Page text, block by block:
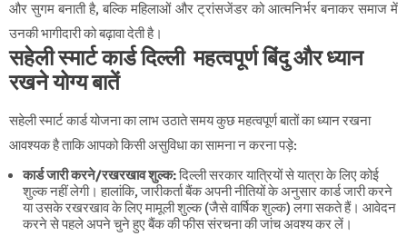
और सुगम बनाती है, बल्कि महिलाओं और ट्रांसजेंडर को आत्मनिर्भर बनाकर समाज में
उनकी भागीदारी को बढ़ावा देती है।
सहेली स्मार्ट कार्ड दिल्ली महत्वपूर्ण बिंदु और ध्यान
रखने योग्य बातें
सहेली स्मार्ट कार्ड योजना का लाभ उठाते समय कुछ महत्वपूर्ण बातों का ध्यान रखना
आवश्यक है ताकि आपको किसी असुविधा का सामना न करना पड़े:
कार्ड जारी करने/रखरखाव शुल्क:दिल्ली सरकार यात्रियों से यात्रा के लिए कोई
शुल्क नहीं लेगी। हालांकि, जारीकर्ता बैंक अपनी नीतियों के अनुसार कार्ड जारी करने
या उसके रखरखाव के लिए मामूली शुल्क (जैसे वार्षिक शुल्क) लगा सकते हैं। आवेदन
करने से पहले अपने चुने हुए बैंक की फीस संरचना की जांच अवश्य कर लें।